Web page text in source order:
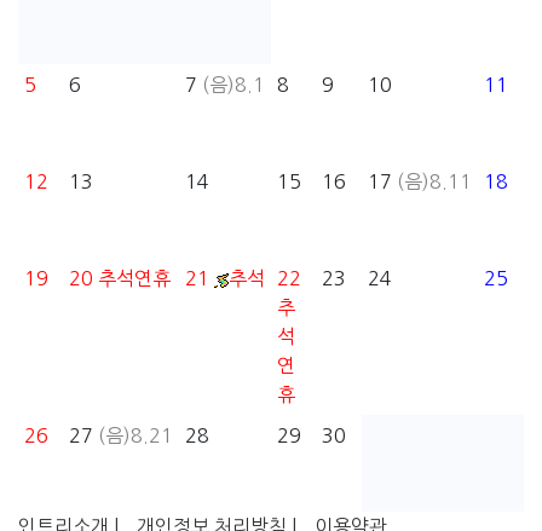
5 6 7 (음)8.1 8 9 10 11
12 13 14 15 16 17 (음)8.11 18
19 20 추석연휴 21 추석
22
추
석
연
휴
23 24 25
26 27 (음)8.21 28 29 30
인트리소개 | 개인정보 처리방침 | 이용약관